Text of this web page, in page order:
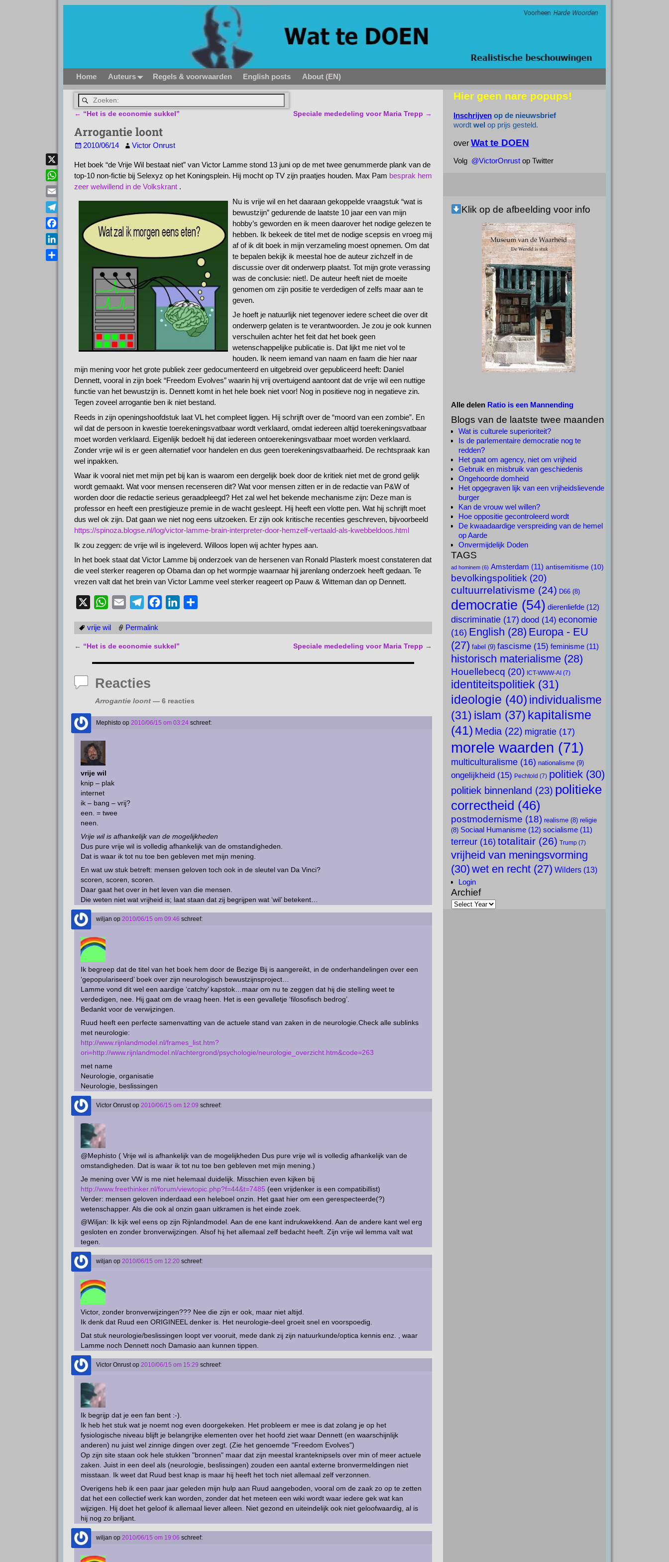
Home Auteurs Regels & voorwaarden English posts About (EN)
← “Het is de economie sukkel” Speciale mededeling voor Maria Trepp →
Arrogantie loont
2010/06/14 Victor Onrust
Het boek “de Vrije Wil bestaat niet” van Victor Lamme stond 13 juni op de met twee genummerde plank van de
top-10 non-fictie bij Selexyz op het Koningsplein. Hij mocht op TV zijn praatjes houden. Max Pam besprak hem
zeer welwillend in de Volkskrant.
Nu is vrije wil en het daaraan gekoppelde vraagstuk “wat is
bewustzijn” gedurende de laatste 10 jaar een van mijn
hobby’s geworden en ik meen daarover het nodige gelezen te
hebben. Ik bekeek de titel met de nodige scepsis en vroeg mij
af of ik dit boek in mijn verzameling moest opnemen. Om dat
te bepalen bekijk ik meestal hoe de auteur zichzelf in de
discussie over dit onderwerp plaatst. Tot mijn grote verassing
was de conclusie: niet!. De auteur heeft niet de moeite
genomen om zijn positie te verdedigen of zelfs maar aan te
geven.
Je hoeft je natuurlijk niet tegenover iedere scheet die over dit
onderwerp gelaten is te verantwoorden. Je zou je ook kunnen
verschuilen achter het feit dat het boek geen
wetenschappelijke publicatie is. Dat lijkt me niet vol te
houden. Ik neem iemand van naam en faam die hier naar
mijn mening voor het grote publiek zeer gedocumenteerd en uitgebreid over gepubliceerd heeft: Daniel
Dennett, vooral in zijn boek “Freedom Evolves” waarin hij vrij overtuigend aantoont dat de vrije wil een nuttige
functie van het bewustzijn is. Dennett komt in het hele boek niet voor! Nog in positieve nog in negatieve zin.
Tegen zoveel arrogantie ben ik niet bestand.
Reeds in zijn openingshoofdstuk laat VL het compleet liggen. Hij schrijft over de “moord van een zombie”. En
wil dat de persoon in kwestie toerekeningsvatbaar wordt verklaard, omdat iedereen altijd toerekeningsvatbaar
moet worden verklaard. Eigenlijk bedoelt hij dat iedereen ontoerekeningsvatbaar moet worden verklaard.
Zonder vrije wil is er geen alternatief voor handelen en dus geen toerekeningsvatbaarheid. De rechtspraak kan
wel inpakken.
Waar ik vooral niet met mijn pet bij kan is waarom een dergelijk boek door de kritiek niet met de grond gelijk
wordt gemaakt. Wat voor mensen recenseren dit? Wat voor mensen zitten er in de redactie van P&W of
worden door die redactie serieus geraadpleegd? Het zal wel het bekende mechanisme zijn: Deze man is
professor en heeft een prestigieuze premie in de wacht gesleept. Hij heeft een vlotte pen. Wat hij schrijft moet
dus wel ok zijn. Dat gaan we niet nog eens uitzoeken. Er zijn ook kritische recenties geschreven, bijvoorbeeld
https://spinoza.blogse.nl/log/victor-lamme-brain-interpreter-door-hemzelf-vertaald-als-kwebbeldoos.html
Ik zou zeggen: de vrije wil is ingeleverd. Willoos lopen wij achter hypes aan.
In het boek staat dat Victor Lamme bij onderzoek van de hersenen van Ronald Plasterk moest constateren dat
die veel sterker reageren op Obama dan op het wormpje waarnaar hij jarenlang onderzoek heeft gedaan. Te
vrezen valt dat het brein van Victor Lamme veel sterker reageert op Pauw & Witteman dan op Dennett.
W
a
t
p
p
a
i
l
e
a
m
e
k
n
vrije wil Permalink
← “Het is de economie sukkel” Speciale mededeling voor Maria Trepp →
Reacties
Arrogantie loont— 6 reacties
Mephistoop 2010/06/15 om 03:24 schreef:
vrije wil
knip – plak
internet
ik – bang – vrij?
een. = twee
neen.
Vrije wil is afhankelijk van de mogelijkheden
Dus pure vrije wil is volledig afhankelijk van de omstandigheden.
Dat is waar ik tot nu toe ben gebleven met mijn mening.
En wat uw stuk betreft: mensen geloven toch ook in de sleutel van Da Vinci?
scoren, scoren, scoren.
Daar gaat het over in het leven van die mensen.
Die weten niet wat vrijheid is; laat staan dat zij begrijpen wat ‘wil’ betekent…
wiljan op 2010/06/15 om 09:46 schreef:
Ik begreep dat de titel van het boek hem door de Bezige Bij is aangereikt, in de onderhandelingen over een
‘gepopulariseerd’ boek over zijn neurologisch bewustzijnsproject…
Lamme vond dit wel een aardige ‘catchy’ kapstok…maar om nu te zeggen dat hij die stelling weet te
verdedigen, nee. Hij gaat om de vraag heen. Het is een gevalletje ‘filosofisch bedrog’.
Bedankt voor de verwijzingen.
Ruud heeft een perfecte samenvatting van de actuele stand van zaken in de neurologie.Check alle sublinks
met neurologie:
http://www.rijnlandmodel.nl/frames_list.htm?
ori=http://www.rijnlandmodel.nl/achtergrond/psychologie/neurologie_overzicht.htm&code=263
met name
Neurologie, organisatie
Neurologie, beslissingen
Victor Onrustop 2010/06/15 om 12:09 schreef:
@Mephisto ( Vrije wil is afhankelijk van de mogelijkheden Dus pure vrije wil is volledig afhankelijk van de
omstandigheden. Dat is waar ik tot nu toe ben gebleven met mijn mening.)
Je mening over VW is me niet helemaal duidelijk. Misschien even kijken bij
http://www.freethinker.nl/forum/viewtopic.php?f=44&t=7485 (een vrijdenker is een compatibillist)
Verder: mensen geloven inderdaad een heleboel onzin. Het gaat hier om een gerespecteerde(?)
wetenschapper. Als die ook al onzin gaan uitkramen is het einde zoek.
@Wiljan: Ik kijk wel eens op zijn Rijnlandmodel. Aan de ene kant indrukwekkend. Aan de andere kant wel erg
gesloten en zonder bronverwijzingen. Alsof hij het allemaal zelf bedacht heeft. Zijn vrije wil lemma valt wat
tegen.
wiljan op 2010/06/15 om 12:20 schreef:
Victor, zonder bronverwijzingen??? Nee die zijn er ook, maar niet altijd.
Ik denk dat Ruud een ORIGINEEL denker is. Het neurologie-deel groeit snel en voorspoedig.
Dat stuk neurologie/beslissingen loopt ver vooruit, mede dank zij zijn natuurkunde/optica kennis enz. , waar
Lamme noch Dennett noch Damasio aan kunnen tippen.
Victor Onrustop 2010/06/15 om 15:29 schreef:
Ik begrijp dat je een fan bent :-).
Ik heb het stuk wat je noemt nog even doorgekeken. Het probleem er mee is dat zolang je op het
fysiologische niveau blijft je belangrijke elementen over het hoofd ziet waar Dennett (en waarschijnlijk
anderen) nu juist wel zinnige dingen over zegt. (Zie het genoemde "Freedom Evolves")
Op zijn site staan ook hele stukken "bronnen" maar dat zijn meestal kranteknipsels over min of meer actuele
zaken. Juist in een deel als (neurologie, beslissingen) zouden een aantal externe bronvermeldingen niet
misstaan. Ik weet dat Ruud best knap is maar hij heeft het toch niet allemaal zelf verzonnen.
Overigens heb ik een paar jaar geleden mijn hulp aan Ruud aangeboden, vooral om de zaak zo op te zetten
dat het een collectief werk kan worden, zonder dat het meteen een wiki wordt waar iedere gek wat kan
wijzigen. Hij doet het geloof ik allemaal liever alleen. Niet gezond en uiteindelijk ook niet geloofwaardig, al is
hij nog zo briljant.
wiljan op 2010/06/15 om 19:06 schreef:
X
W
h
a
t
s
A
p
E
m
a
l
T
e
l
e
F
a
c
L
i
Hier geen nare popups!
Inschrijven op de nieuwsbrief
wordt wel op prijs gesteld.
over Wat te DOEN
Volg @VictorOnrust op Twitter
Klik op de afbeelding voor info
Alle delen Ratio is een Mannending
Blogs van de laatste twee maanden
Wat is culturele superioriteit?
Is de parlementaire democratie nog te
redden?
Het gaat om agency, niet om vrijheid
Gebruik en misbruik van geschiedenis
Ongehoorde domheid
Het opgegraven lijk van een vrijheidslievende
burger
Kan de vrouw wel willen?
Hoe oppositie gecontroleerd wordt
De kwaadaardige verspreiding van de hemel
op Aarde
Onvermijdelijk Doden
TAGS
ad hominem (6) Amsterdam (11) antisemitisme (10)
bevolkingspolitiek (20)
cultuurrelativisme (24) D66 (8)
democratie (54) dierenliefde (12)
discriminatie (17) dood (14) economie
(16) English (28) Europa - EU
(27) fabel (9) fascisme (15) feminisme (11)
historisch materialisme (28)
Houellebecq (20) ICT-WWW-AI (7)
identiteitspolitiek (31)
ideologie (40) individualisme
(31) islam (37) kapitalisme
(41) Media (22) migratie (17)
morele waarden (71)
multiculturalisme (16) nationalisme (9)
ongelijkheid (15) Pechtold (7) politiek (30)
politiek binnenland (23) politieke
correctheid (46)
postmodernisme (18) realisme (8) religie
(8) Sociaal Humanisme (12) socialisme (11)
terreur (16) totalitair (26) Trump (7)
vrijheid van meningsvorming
(30) wet en recht (27) Wilders (13)
Login
Archief